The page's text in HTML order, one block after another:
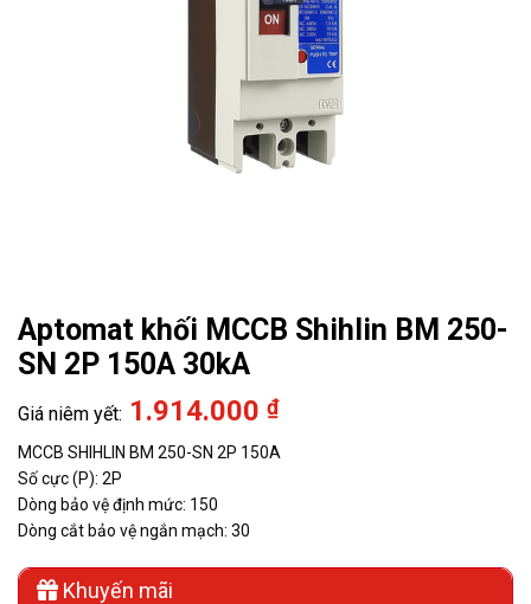
Aptomat khối MCCB Shihlin BM 250-
SN 2P 150A 30kA
1.914.000 ₫
MCCB SHIHLIN BM 250-SN 2P 150A
Số cực (P): 2P
Dòng bảo vệ định mức: 150
Dòng cắt bảo vệ ngắn mạch: 30
Khuyến mãi